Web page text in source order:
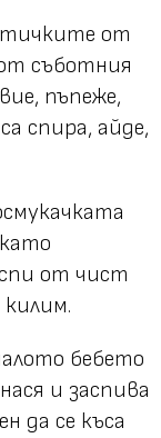
от
съботния
пъпеже,
спира, айде,
от чист
бебето
и заспива
да се къса